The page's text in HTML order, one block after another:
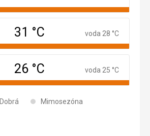
Dobrá Mimosezóna
31 °C voda 28 °C
26 °C voda 25 °C